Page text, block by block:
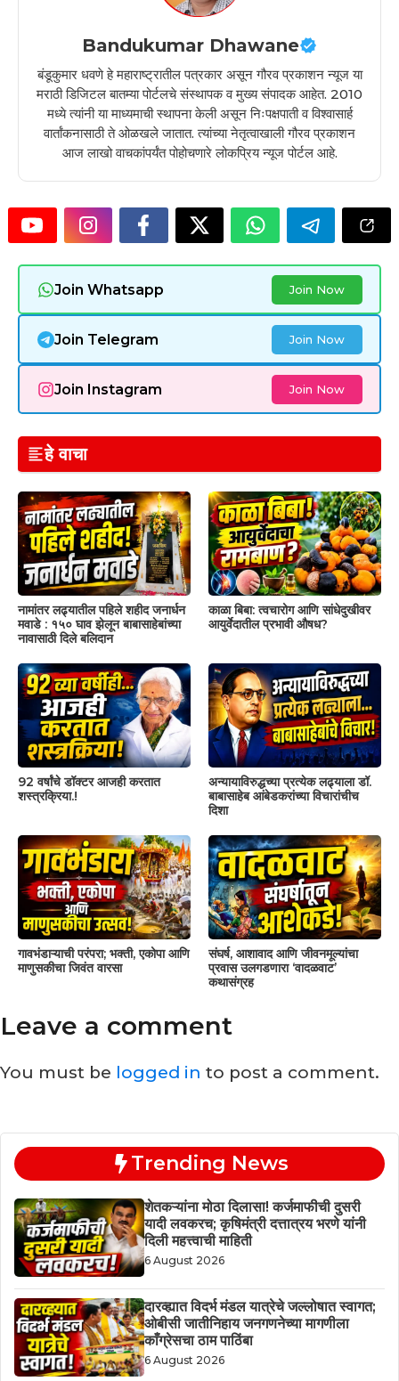
Bandukumar Dhawane
बंडूकुमार धवणे हे महाराष्ट्रातील पत्रकार असून गौरव प्रकाशन न्यूज या
मराठी डिजिटल बातम्या पोर्टलचे संस्थापक व मुख्य संपादक आहेत. 2010
मध्ये त्यांनी या माध्यमाची स्थापना केली असून निःपक्षपाती व विश्वासार्ह
वार्तांकनासाठी ते ओळखले जातात. त्यांच्या नेतृत्वाखाली गौरव प्रकाशन
आज लाखो वाचकांपर्यंत पोहोचणारे लोकप्रिय न्यूज पोर्टल आहे.
Join Whatsapp Join Now
Join Telegram Join Now
Join Instagram Join Now
हे वाचा
नामांतर लढ्यातील पहिले शहीद जनार्धन
मवाडे : १५० घाव झेलून बाबासाहेबांच्या
नावासाठी दिले बलिदान
काळा बिबा: त्वचारोग आणि सांधेदुखीवर
आयुर्वेदातील प्रभावी औषध?
92 वर्षांचे डॉक्टर आजही करतात
शस्त्रक्रिया.!
अन्यायाविरुद्धच्या प्रत्येक लढ्याला डॉ.
बाबासाहेब आंबेडकरांच्या विचारांचीच
दिशा
गावभंडाऱ्याची परंपरा; भक्ती, एकोपा आणि
माणुसकीचा जिवंत वारसा
संघर्ष, आशावाद आणि जीवनमूल्यांचा
प्रवास उलगडणारा ‘वादळवाट’
कथासंग्रह
Leave a comment
You must be logged in to post a comment.
Trending News
शेतकऱ्यांना मोठा दिलासा! कर्जमाफीची दुसरी
यादी लवकरच; कृषिमंत्री दत्तात्रय भरणे यांनी
दिली महत्त्वाची माहिती
6 August 2026
दारव्ह्यात विदर्भ मंडल यात्रेचे जल्लोषात स्वागत;
ओबीसी जातीनिहाय जनगणनेच्या मागणीला
काँग्रेसचा ठाम पाठिंबा
6 August 2026